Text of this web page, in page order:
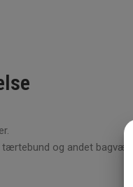
og andet bagværk